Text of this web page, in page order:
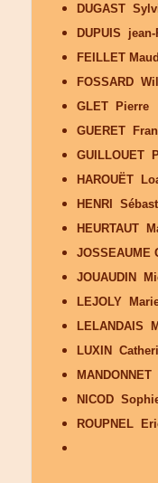
DUGAST
DUPUIS
FEILLET Maud
FOSSARD
GLET Pierre
GUERET
GUILLOUET
HAROUËT
HENRI
HEURTAUT
JOSSEAUME
JOUAUDIN
LEJOLY
LELANDAIS
LUXIN
NICOD
ROUPNEL